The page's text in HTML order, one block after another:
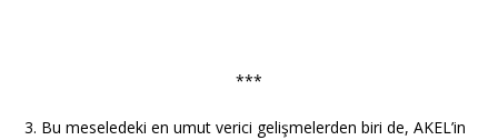
***
3. Bu meseledeki en umut verici gelişmelerden biri de, AKEL’in